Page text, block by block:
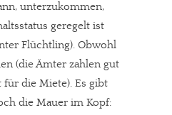
unterzukommen,
geregelt ist
Flüchtling). Obwohl
(die Ämter zahlen gut
die Miete). Es gibt
die Mauer im Kopf: